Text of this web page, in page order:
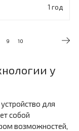
1 год
9 10
у
для
собой
возможностей,